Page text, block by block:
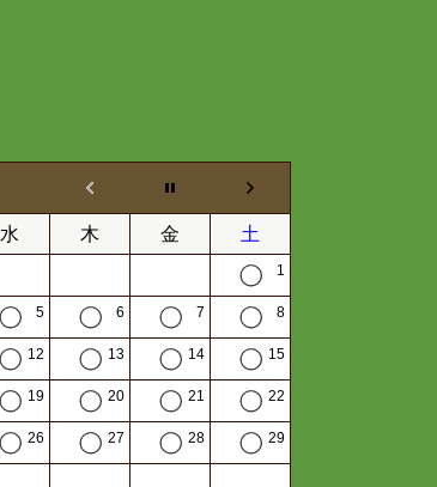
水 木 金 土
1
5 6 7 8
12 13 14 15
19 20 21 22
26 27 28 29